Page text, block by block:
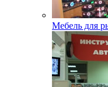
Мебель для